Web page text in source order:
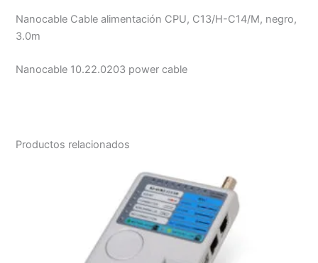
Nanocable Cable alimentación CPU, C13/H-C14/M, negro,
3.0m
Nanocable 10.22.0203 power cable
Productos relacionados